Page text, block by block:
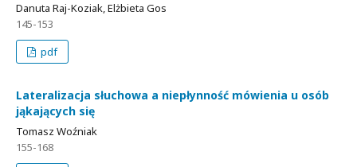
Danuta Raj-Koziak, Elżbieta Gos
145-153
pdf
Lateralizacja słuchowa a niepłynność mówienia u osób
jąkających się
Tomasz Woźniak
155-168